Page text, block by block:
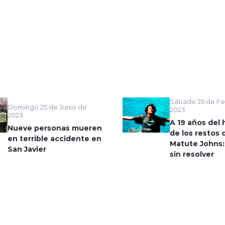
Domingo 25 de Junio de
2023
Nueve personas mueren
en terrible accidente en
San Javier
Sábado 25 de
2023
A 19 años del
de los restos
Matute
sin resolver